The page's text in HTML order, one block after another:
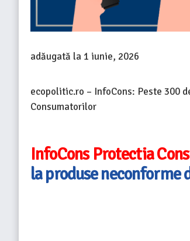
adăugată la 1 iunie, 2026
ecopolitic.ro – InfoCons: Peste 300
Consumatorilor
InfoCons Protectia
la produse neconforme